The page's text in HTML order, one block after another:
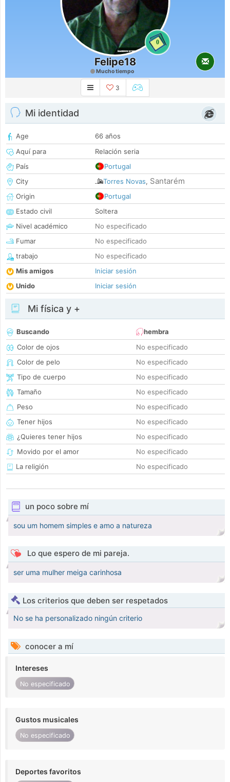
0
Felipe18
Mucho tiempo
3
Mi identidad
Age
66 años
Aquí para
Relación seria
País
Portugal
City
Torres Novas, Santarém
Origin
Portugal
Estado civil
Soltera
Nivel académico
No especificado
Fumar
No especificado
trabajo
No especificado
Mis amigos
Iniciar sesión
Unido
Iniciar sesión
Mi física y +
Buscando
hembra
Color de ojos
No especificado
Color de pelo
No especificado
Tipo de cuerpo
No especificado
Tamaño
No especificado
Peso
No especificado
Tener hijos
No especificado
¿Quieres tener hijos
No especificado
Movido por el amor
No especificado
La religión
No especificado
un poco sobre mí
sou um homem simples e amo a natureza
Lo que espero de mi pareja.
ser uma mulher meiga carinhosa
Los criterios que deben ser respetados
No se ha personalizado ningún criterio
conocer a mí
Intereses
No especificado
Gustos musicales
No especificado
Deportes favoritos